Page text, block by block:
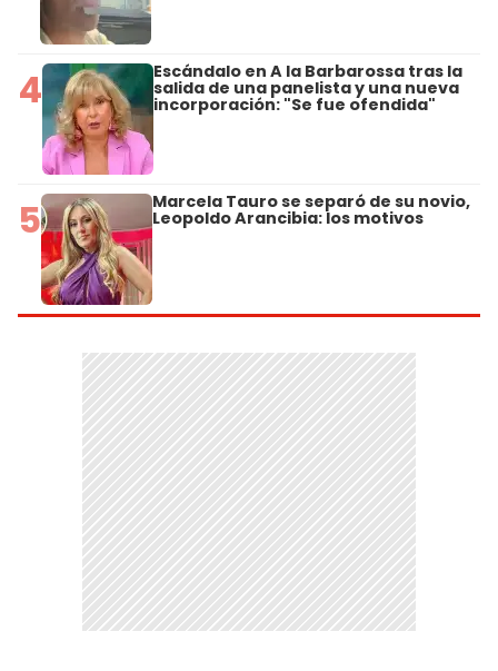
4 Escándalo en A la Barbarossa tras la
salida de una panelista y una nueva
incorporación: "Se fue ofendida"
5 Marcela Tauro se separó de su novio,
Leopoldo Arancibia: los motivos